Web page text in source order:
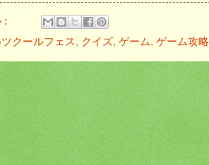
:
クールフェス, クイズ, ゲーム, ゲーム攻略